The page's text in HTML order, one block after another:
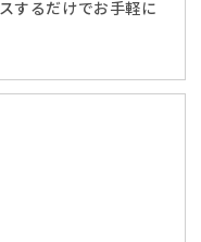
するだけでお手軽に